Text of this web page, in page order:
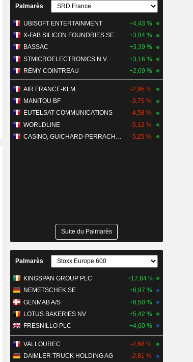
Palmarès
UBISOFT ENTERTAINMENT
+4,43 %
X-FAB SILICON FOUNDRIES SE
+3,84 %
BASSAC
+3,39 %
STMICROELECTRONICS N.V.
+3,16 %
RÉMY COINTREAU
+2,69 %
AIR FRANCE-KLM
-2,95 %
MANITOU BF
-3,75 %
EUTELSAT COMMUNICATIONS
-4,58 %
WORLDLINE
-5,12 %
-5,25 %
Suite du Palmarès
Palmarès
KINGSPAN GROUP PLC
+17,84 %
NEMETSCHEK SE
+6,97 %
GENMAB A/S
+6,50 %
LOTUS BAKERIES NV
+5,42 %
FRESNILLO PLC
+4,60 %
VALLOUREC
-2,68 %
DAIMLER TRUCK HOLDING AG
-2,81 %